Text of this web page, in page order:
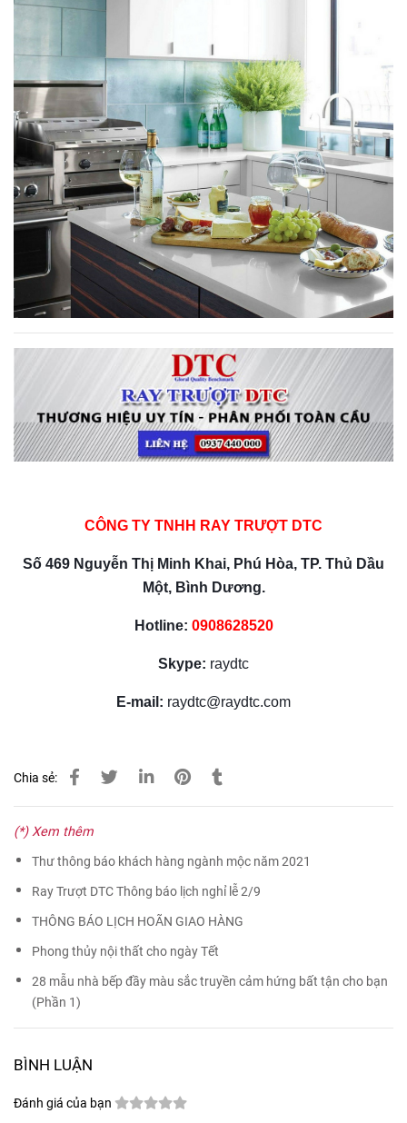
CÔNG TY TNHH RAY TRƯỢT DTC
Số 469 Nguyễn Thị Minh Khai, Phú Hòa, TP. Thủ Dầu
Một, Bình Dương.
Hotline: 0908628520
Skype: raydtc
E-mail: raydtc@raydtc.com
Chia sẻ:
(*) Xem thêm
Thư thông báo khách hàng ngành mộc năm 2021
Ray Trượt DTC Thông báo lịch nghỉ lễ 2/9
THÔNG BÁO LỊCH HOÃN GIAO HÀNG
Phong thủy nội thất cho ngày Tết
28 mẫu nhà bếp đầy màu sắc truyền cảm hứng bất tận cho bạn
(Phần 1)
BÌNH LUẬN
Đánh giá của bạn